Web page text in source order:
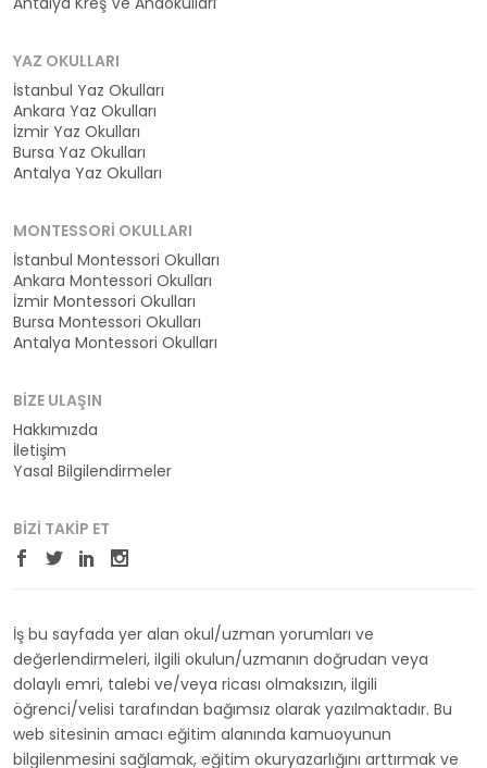
YAZ OKULLARI
İstanbul Yaz Okulları
Ankara Yaz Okulları
İzmir Yaz Okulları
Bursa Yaz Okulları
Antalya Yaz Okulları
MONTESSORI OKULLARI
İstanbul Montessori Okulları
Ankara Montessori Okulları
İzmir Montessori Okulları
Bursa Montessori Okulları
Antalya Montessori Okulları
BIZE ULAŞIN
Hakkımızda
İletişim
Yasal Bilgilendirmeler
BIZI TAKIP ET
İş bu sayfada yer alan okul/uzman yorumları ve
değerlendirmeleri, ilgili okulun/uzmanın doğrudan veya
dolaylı emri, talebi ve/veya ricası olmaksızın, ilgili
öğrenci/velisi tarafından bağımsız olarak yazılmaktadır. Bu
web sitesinin amacı eğitim alanında kamuoyunun
bilgilenmesini sağlamak, eğitim okuryazarlığını arttırmak ve